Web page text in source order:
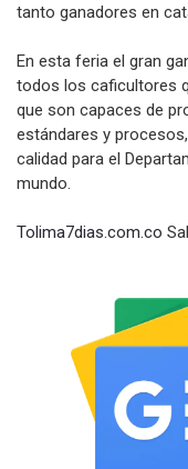
tanto ganadores en
En esta feria el gran
todos los caficultores
que son capaces de
estándares y
calidad para el
mundo.
Tolima7dias.com.co